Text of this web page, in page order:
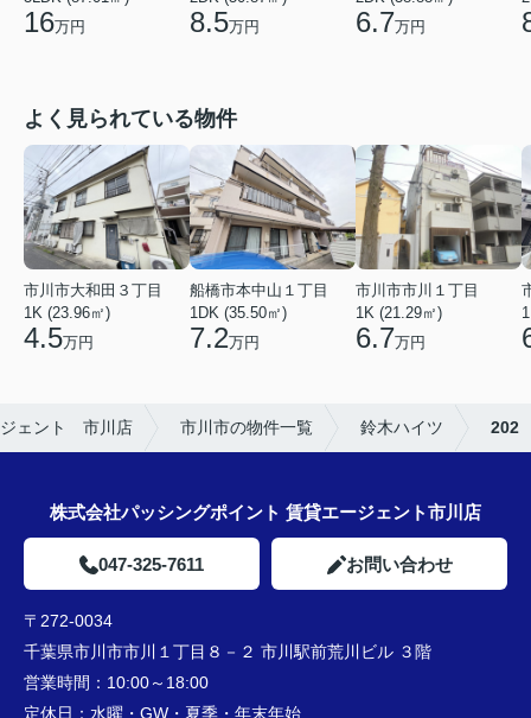
16万円 8.5万円 6.7万円
よく見られている物件
市川市大和田３丁目
1K (23.96㎡)
4.5万円
船橋市本中山１丁目
1DK (35.50㎡)
7.2万円
市川市市川１丁目
1K (21.29㎡)
6.7万円
ジェント 市川店 市川市の物件一覧 鈴木ハイツ 202
株式会社パッシングポイント 賃貸エージェント市川店
047-325-7611 お問い合わせ
〒272-0034
千葉県市川市市川１丁目８－２ 市川駅前荒川ビル ３階
営業時間： 10:00～18:00
定休日： 水曜・GW・夏季・年末年始